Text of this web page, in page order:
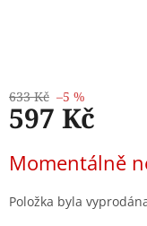
633 Kč –5 %
597 Kč
cena:
Momentálně
Položka byla